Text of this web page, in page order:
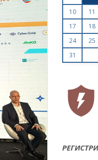
10
11
17
18
24
25
31
РЕГИСТРИ